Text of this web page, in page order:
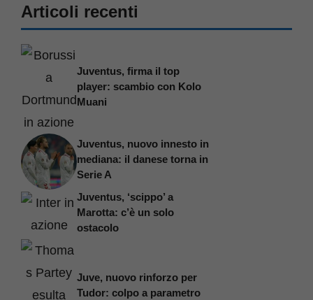
Articoli recenti
Juventus, firma il top
player: scambio con Kolo
Muani
Juventus, nuovo innesto in
mediana: il danese torna in
Serie A
Juventus, ‘scippo’ a
Marotta: c’è un solo
ostacolo
Juve, nuovo rinforzo per
Tudor: colpo a parametro